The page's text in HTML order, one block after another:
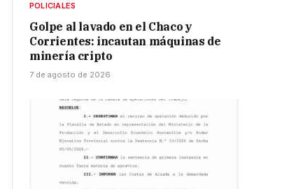
POLICIALES
Golpe al lavado en el Chaco y
Corrientes: incautan máquinas de
minería cripto
7 de agosto de 2026